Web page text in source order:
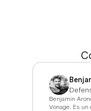
Benjamin
Vonage. Es